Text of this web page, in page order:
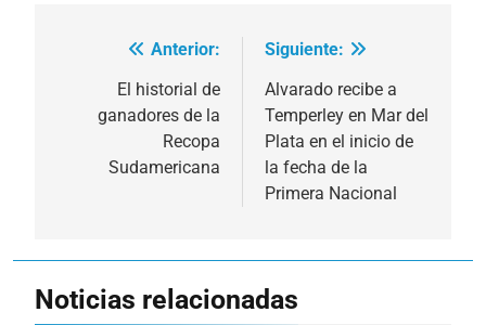
Navegación
entradas
Anterior:
El historial de
ganadores de la
Recopa
Sudamericana
Siguiente:
Alvarado recibe a
Temperley en Mar del
Plata en el inicio de
la fecha de la
Primera Nacional
Noticias relacionadas